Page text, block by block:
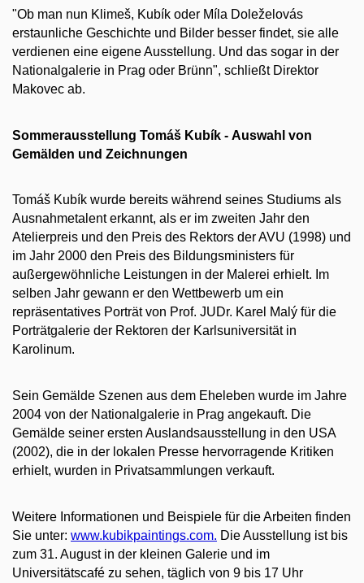
"Ob man nun Klimeš, Kubík oder Míla Doleželovás
erstaunliche Geschichte und Bilder besser findet, sie alle
verdienen eine eigene Ausstellung. Und das sogar in der
Nationalgalerie in Prag oder Brünn", schließt Direktor
Makovec ab.
Sommerausstellung Tomáš Kubík - Auswahl von
Gemälden und Zeichnungen
Tomáš Kubík wurde bereits während seines Studiums als
Ausnahmetalent erkannt, als er im zweiten Jahr den
Atelierpreis und den Preis des Rektors der AVU (1998) und
im Jahr 2000 den Preis des Bildungsministers für
außergewöhnliche Leistungen in der Malerei erhielt. Im
selben Jahr gewann er den Wettbewerb um ein
repräsentatives Porträt von Prof. JUDr. Karel Malý für die
Porträtgalerie der Rektoren der Karlsuniversität in
Karolinum.
Sein Gemälde Szenen aus dem Eheleben wurde im Jahre
2004 von der Nationalgalerie in Prag angekauft. Die
Gemälde seiner ersten Auslandsausstellung in den USA
(2002), die in der lokalen Presse hervorragende Kritiken
erhielt, wurden in Privatsammlungen verkauft.
Weitere Informationen und Beispiele für die Arbeiten finden
Sie unter: www.kubikpaintings.com. Die Ausstellung ist bis
zum 31. August in der kleinen Galerie und im
Universitätscafé zu sehen, täglich von 9 bis 17 Uhr